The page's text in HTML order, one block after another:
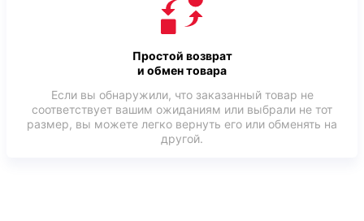
Простой возврат
и обмен товара
Если вы обнаружили, что заказанный товар не
соответствует вашим ожиданиям или выбрали не тот
размер, вы можете легко вернуть его или обменять на
другой.